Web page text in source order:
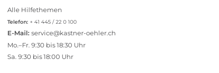
Alle Hilfethemen
Telefon: + 41 445 / 22 0 100
E-Mail: service@kastner-oehler.ch
Mo.–Fr. 9:30 bis 18:30 Uhr
Sa. 9:30 bis 18:00 Uhr